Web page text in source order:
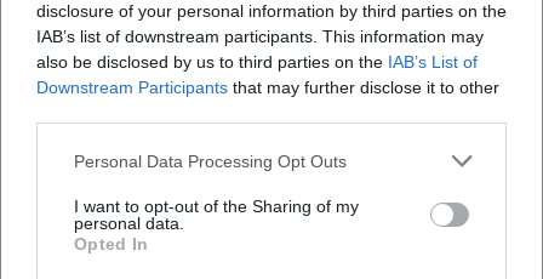
disclosure of your personal information by third parties on the
IAB’s list of downstream participants. This information may
also be disclosed by us to third parties on the IAB’s List of
Downstream Participants that may further disclose it to other
Personal Data Processing Opt Outs
I want to opt-out of the Sharing of my
personal data.
Opted In
Map unavailable
Open in Google Maps